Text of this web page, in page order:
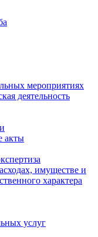
мероприятиях
деятельность
акты
имуществе и
характера
услуг